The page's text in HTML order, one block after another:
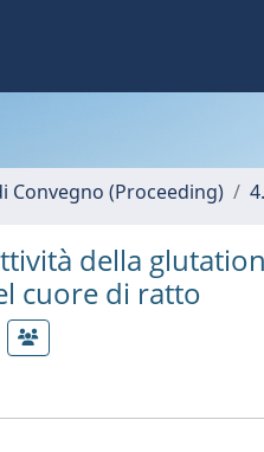
Convegno (Proceeding)
della
cuore di ratto